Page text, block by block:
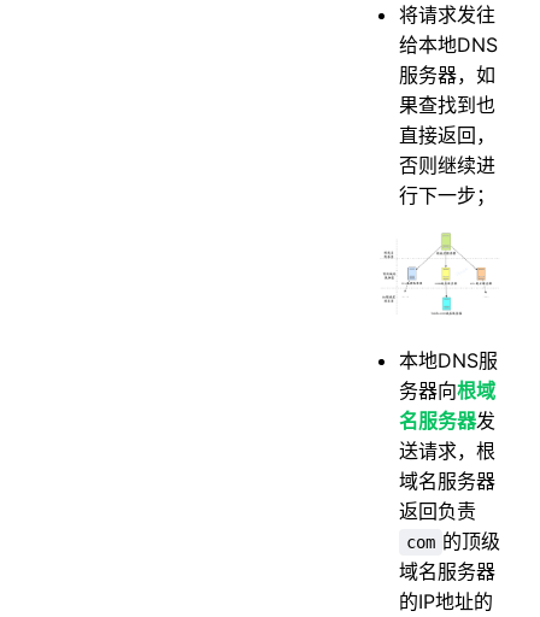
将请求发往
给本地DNS
服务器，如
果查找到也
直接返回，
否则继续进
行下一步；
本地DNS服
务器向根域
名服务器发
送请求，根
域名服务器
返回负责
com 的顶级
域名服务器
的IP地址的